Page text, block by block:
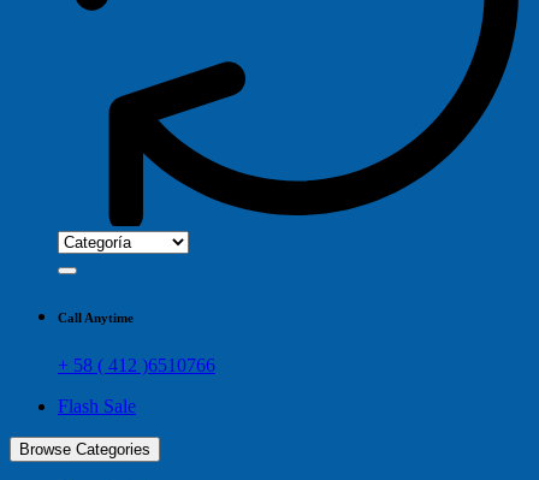
Call Anytime
+ 58 ( 412 )6510766
Flash Sale
Browse Categories